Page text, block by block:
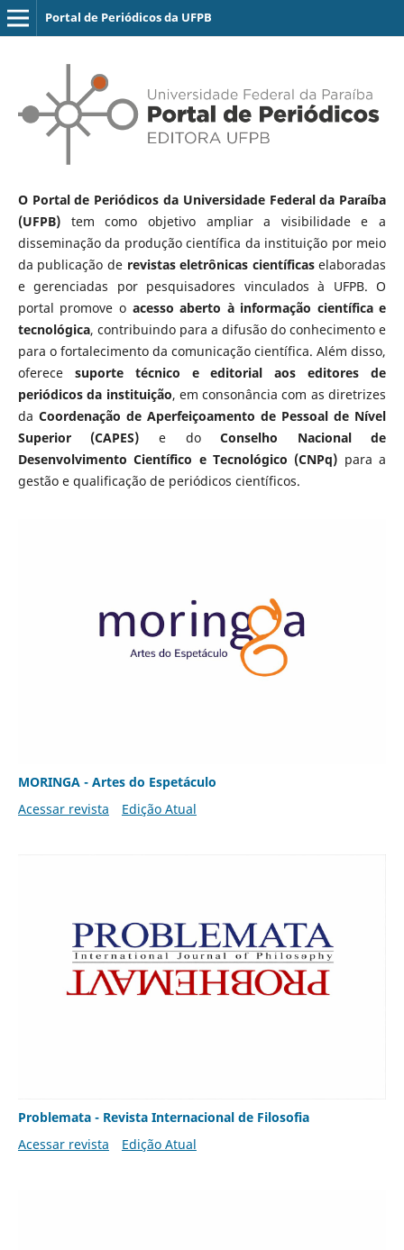
Portal de Periódicos da UFPB
O Portal de Periódicos da Universidade Federal da Paraíba
(UFPB)tem como objetivo ampliar a visibilidade e a
disseminação da produção científica da instituição por meio
da publicação de revistas eletrônicas científicaselaboradas
e gerenciadas por pesquisadores vinculados à UFPB. O
portal promove o acesso aberto à informação científica e
tecnológica, contribuindo para a difusão do conhecimento e
para o fortalecimento da comunicação científica. Além disso,
oferece suporte técnico e editorial aos editores de
periódicos da instituição, em consonância com as diretrizes
da Coordenação de Aperfeiçoamento de Pessoal de Nível
Superior (CAPES) e doConselho Nacional de
Desenvolvimento Científico e Tecnológico (CNPq) para a
gestão e qualificação de periódicos científicos.
MORINGA - Artes do Espetáculo
Acessar revista
Edição Atual
Problemata - Revista Internacional de Filosofia
Acessar revista
Edição Atual